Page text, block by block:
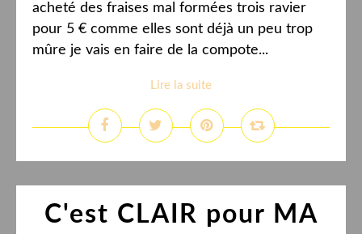
acheté des fraises mal formées trois ravier
pour 5 € comme elles sont déjà un peu trop
mûre je vais en faire de la compote...
Lire la suite
C'est CLAIR pour MA